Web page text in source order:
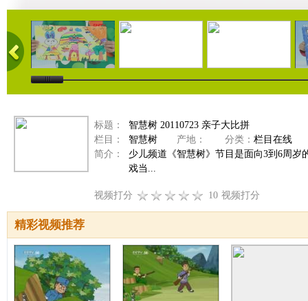
02:33 02:17 01:49
标题：
智慧树 20110723 亲子大比拼
栏目：
智慧树 产地： 分类： 栏目在线
简介：
少儿频道《智慧树》节目是面向3到6周
戏当...
视频打分 10 视频打分
精彩视频推荐